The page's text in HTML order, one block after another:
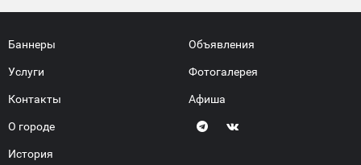
Баннеры
Услуги
Контакты
О городе
История
Объявления
Фотогалерея
Афиша